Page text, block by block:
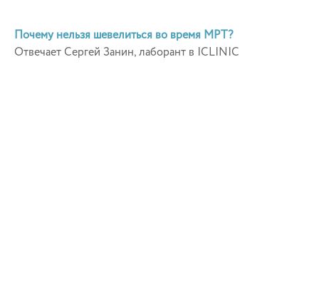
Почему нельзя шевелиться во время МРТ?
Отвечает Сергей Занин, лаборант в ICLINIC